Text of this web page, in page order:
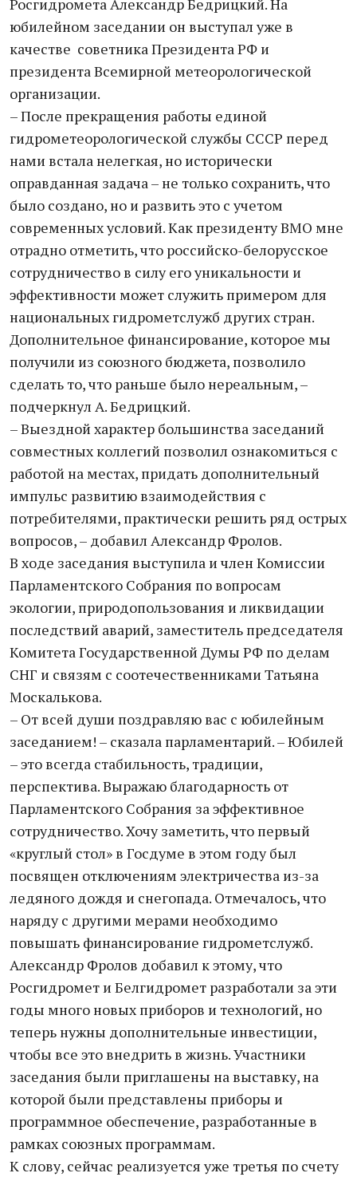
Росгидромета Александр Бедрицкий. На
юбилейном заседании он выступал уже в
качестве советника Президента РФ и
президента Всемирной метеорологической
организации.
– После прекращения работы единой
гидрометеорологической службы СССР перед
нами встала нелегкая, но исторически
оправданная задача – не только сохранить, что
было создано, но и развить это с учетом
современных условий. Как президенту ВМО мне
отрадно отметить, что российско-белорусское
сотрудничество в силу его уникальности и
эффективности может служить примером для
национальных гидрометслужб других стран.
Дополнительное финансирование, которое мы
получили из союзного бюджета, позволило
сделать то, что раньше было нереальным, –
подчеркнул А. Бедрицкий.
– Выездной характер большинства заседаний
совместных коллегий позволил ознакомиться с
работой на местах, придать дополнительный
импульс развитию взаимодействия с
потребителями, практически решить ряд острых
вопросов, – добавил Александр Фролов.
В ходе заседания выступила и член Комиссии
Парламентского Собрания по вопросам
экологии, природопользования и ликвидации
последствий аварий, заместитель председателя
Комитета Государственной Думы РФ по делам
СНГ и связям с соотечественниками Татьяна
Москалькова.
– От всей души поздравляю вас с юбилейным
заседанием! – сказала парламентарий. – Юбилей
– это всегда стабильность, традиции,
перспектива. Выражаю благодарность от
Парламентского Собрания за эффективное
сотрудничество. Хочу заметить, что первый
«круглый стол» в Госдуме в этом году был
посвящен отключениям электричества из-за
ледяного дождя и снегопада. Отмечалось, что
наряду с другими мерами необходимо
повышать финансирование гидрометслужб.
Александр Фролов добавил к этому, что
Росгидромет и Белгидромет разработали за эти
годы много новых приборов и технологий, но
теперь нужны дополнительные инвестиции,
чтобы все это внедрить в жизнь. Участники
заседания были приглашены на выставку, на
которой были представлены приборы и
программное обеспечение, разработанные в
рамках союзных программам.
К слову, сейчас реализуется уже третья по счету